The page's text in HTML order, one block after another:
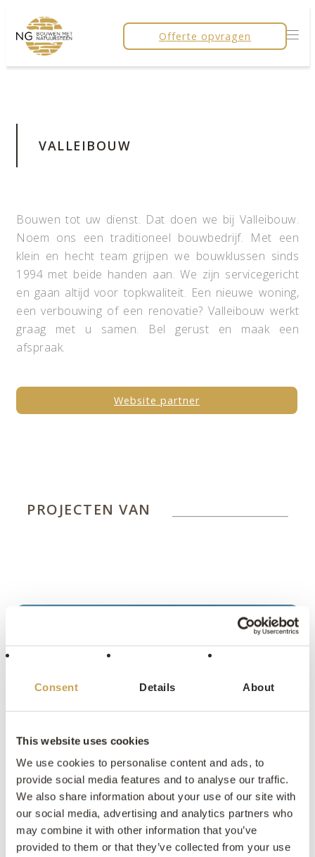
Consent Details About
This website uses cookies
We use cookies to personalise content and ads, to
provide social media features and to analyse our traffic.
We also share information about your use of our site with
our social media, advertising and analytics partners who
may combine it with other information that you’ve
provided to them or that they’ve collected from your use
Offerte opvragen
VALLEIBOUW
Bouwen tot uw dienst. Dat doen we bij Valleibouw.
Noem ons een traditioneel bouwbedrijf. Met een
klein en hecht team grijpen we bouwklussen sinds
1994 met beide handen aan. We zijn servicegericht
en gaan altijd voor topkwaliteit. Een nieuwe woning,
een verbouwing of een renovatie? Valleibouw werkt
graag met u samen. Bel gerust en maak een
afspraak.
Website partner
PROJECTEN VAN